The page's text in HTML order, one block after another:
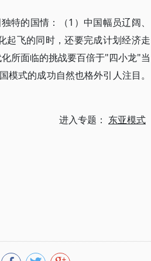
特的国情：（1）中国幅员辽阔、
起飞的同时，还要完成计划经济走
所面临的挑战要百倍于"四小龙"当
式的成功自然也格外引人注目。
进入专题： 东亚模式